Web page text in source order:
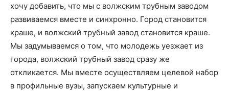
хочу добавить, что мы с волжским трубным заводом
развиваемся вместе и синхронно. Город становится
краше, и волжский трубный завод становится краше.
Мы задумываемся о том, что молодежь уезжает из
города, волжский трубный завод сразу же
откликается. Мы вместе осуществляем целевой набор
в профильные вузы, запускаем культурные и